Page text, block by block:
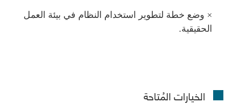
× وضع خطة لتطوير استخدام النظام في بيئة الع
الحقيقية.
الخيارات المُتاحة